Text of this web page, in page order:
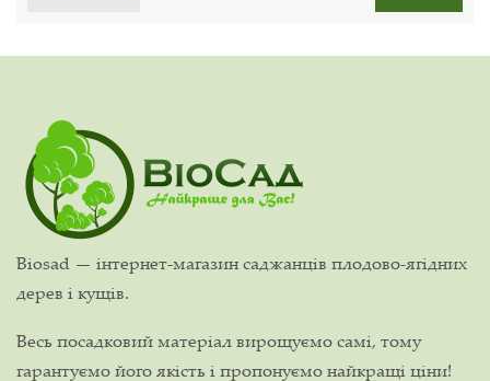
Biosad — інтернет-магазин саджанців плодово-ягідних
дерев і кущів.
Весь посадковий матеріал вирощуємо самі, тому
гарантуємо його якість і пропонуємо найкращі ціни!